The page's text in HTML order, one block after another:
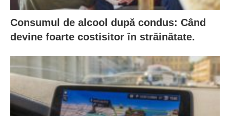
Consumul de alcool după condus: Când
devine foarte costisitor în străinătate.